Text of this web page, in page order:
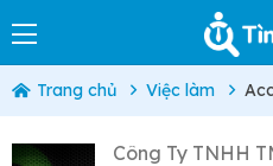
Trang chủ Việc làm
Công Ty TNHH